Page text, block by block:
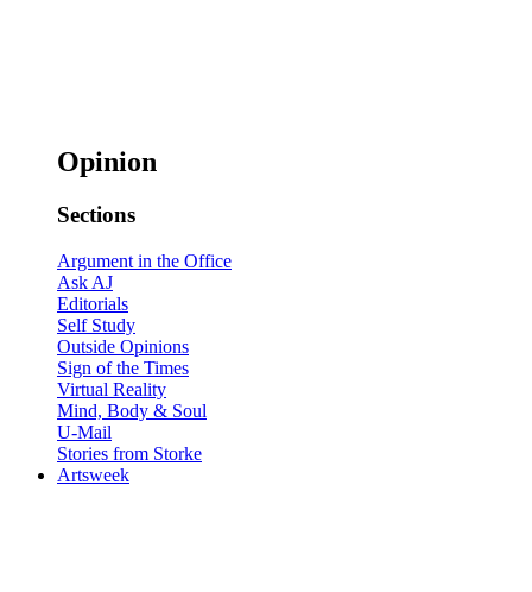
Opinion
Sections
Argument in the Office
Ask AJ
Editorials
Self Study
Outside Opinions
Sign of the Times
Virtual Reality
Mind, Body & Soul
U-Mail
Stories from Storke
Artsweek